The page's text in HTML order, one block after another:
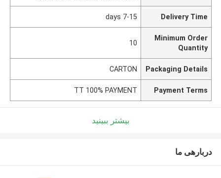
Delivery Time
7-15 days
Minimum Order
Quantity
10
Packaging Details
CARTON
Payment Terms
TT 100% PAYMENT
بیشتر ببینید
دربارهی ما